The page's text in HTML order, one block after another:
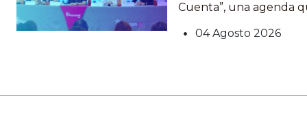
Cuenta”, una agenda
de participación
04 Agosto 2026